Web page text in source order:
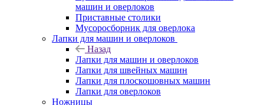
машин и оверлоков
Приставные столики
Мусоросборник для оверлока
Лапки для машин и оверлоков
Назад
Лапки для машин и оверлоков
Лапки для швейных машин
Лапки для плоскошовных машин
Лапки для оверлоков
Ножницы